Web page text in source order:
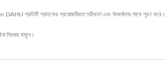
প্রতিটি গ্রাহকের প্রয়োজনীয়তা সঠিকতা এবং উৎকর্ষতার সাথে পূরণ করে।
দ্বিধায় থাকুন।